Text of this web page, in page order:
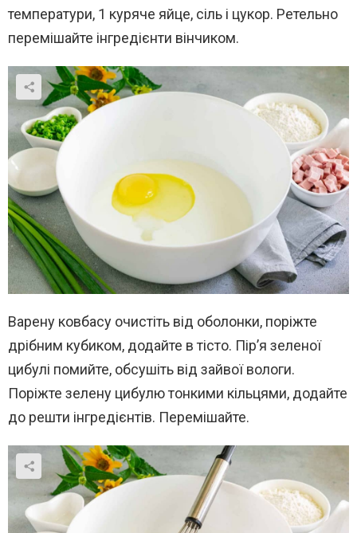
температури, 1 куряче яйце, сіль і цукор. Ретельно
перемішайте інгредієнти вінчиком.
Варену ковбасу очистіть від оболонки, поріжте
дрібним кубиком, додайте в тісто. Пір’я зеленої
цибулі помийте, обсушіть від зайвої вологи.
Поріжте зелену цибулю тонкими кільцями, додайте
до решти інгредієнтів. Перемішайте.